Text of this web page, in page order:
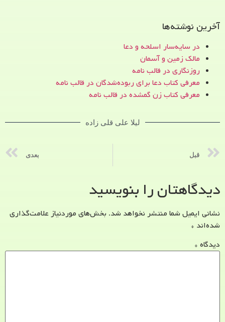
آخرین نوشته‌ها
در سایه‌سار اسلحه و دعا
مالک زمین و آسمان
روزنگاری در قالب نامه
معرفی کتاب دعا برای ربوده‌شدگان در قالب نامه
معرفی کتاب زن‌ گمشده در قالب نامه
لیلا علی قلی زاده
قبل بعدی
دیدگاهتان را بنویسید
نشانی ایمیل شما منتشر نخواهد شد. بخش‌های موردنیاز علامت‌گذاری
شده‌اند *
دیدگاه *